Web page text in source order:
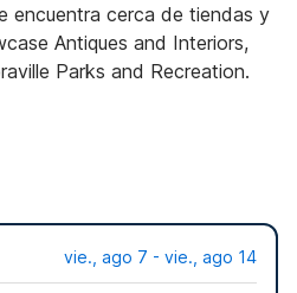
encuentra cerca de tiendas y
Antiques and Interiors,
Parks and Recreation.
vie., ago 7 - vie., ago 14